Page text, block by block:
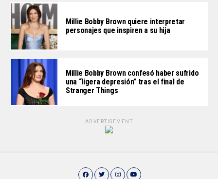
Millie Bobby Brown quiere interpretar
personajes que inspiren a su hija
Millie Bobby Brown confesó haber sufrido
una “ligera depresión” tras el final de
Stranger Things
ADVERTISEMENT